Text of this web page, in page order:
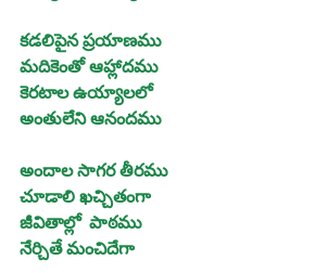
కడలిపైన ప్రయాణము
మదికెంతో ఆహ్లాదము
కెరటాల ఉయ్యాలలో
అంతులేని ఆనందము
అందాల సాగర తీరము
చూడాలి ఖచ్చితంగా
జీవితాల్లో  పాఠము
నేర్చితే మంచిదేగా